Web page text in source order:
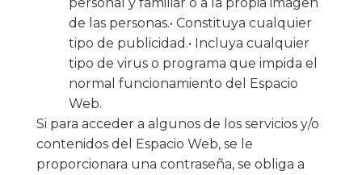
de las personas.• Constituya cualquier
tipo de publicidad.• Incluya cualquier
tipo de virus o programa que impida el
normal funcionamiento del Espacio
Web.
Si para acceder a algunos de los servicios y/o
contenidos del Espacio Web, se le
proporcionara una contraseña, se obliga a